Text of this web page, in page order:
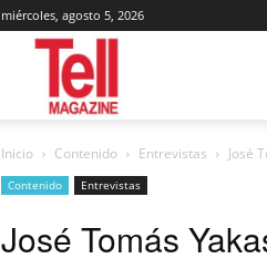
miércoles, agosto 5, 2026
Magazine
Inicio Contenido Entrevistas José
Contenido Entrevistas
José Tomás